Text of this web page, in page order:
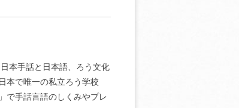
本手話と日本語、ろう文化
本で唯一の私立ろう学校
で手話言語のしくみやプレ